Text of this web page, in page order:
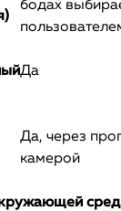
бодах
Да
Да, через
камерой